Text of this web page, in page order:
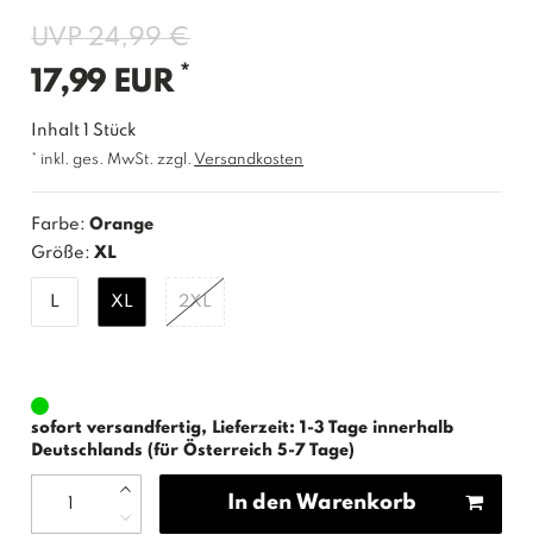
UVP 24,99 €
17,99 EUR *
Inhalt1Stück
* inkl. ges. MwSt. zzgl. Versandkosten
Farbe:Orange
Größe: XL
L XL 2XL
sofort versandfertig, Lieferzeit: 1-3 Tage innerhalb
Deutschlands (für Österreich 5-7 Tage)
In den Warenkorb